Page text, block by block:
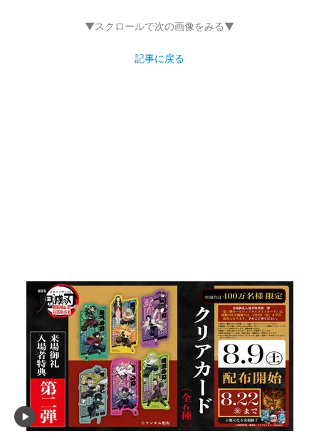
▼スクロールで次の画像をみる▼
記事に戻る